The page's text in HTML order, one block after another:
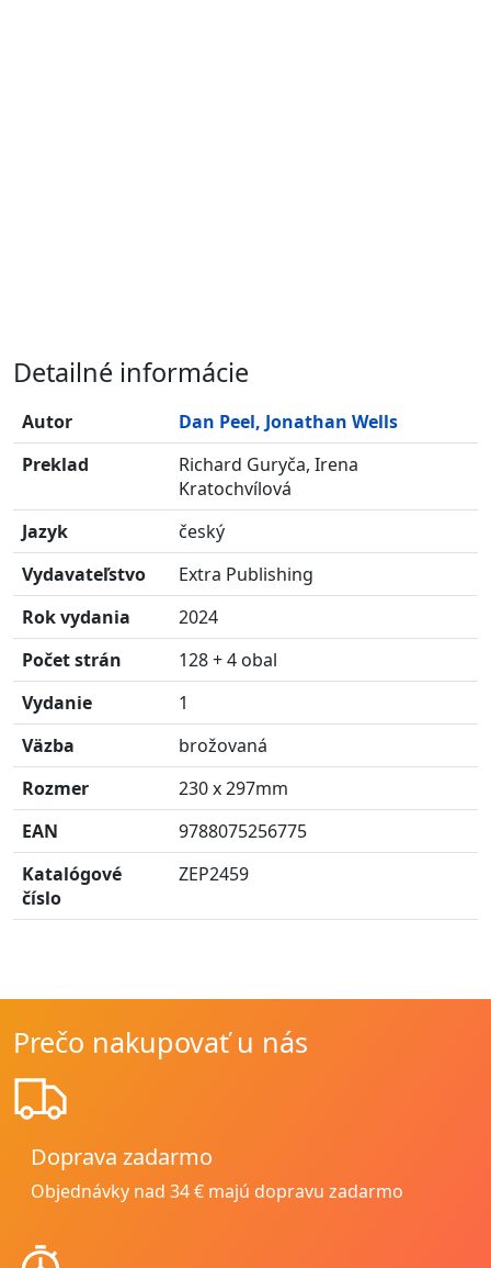
Detailné informácie
Autor
Dan Peel, Jonathan Wells
Preklad
Richard Guryča, Irena
Kratochvílová
Jazyk
český
Vydavateľstvo
Extra Publishing
Rok vydania
2024
Počet strán
128 + 4 obal
Vydanie
1
Väzba
brožovaná
Rozmer
230 x 297mm
EAN
9788075256775
Katalógové
číslo
ZEP2459
Prečo nakupovať u nás
Doprava zadarmo
Objednávky nad 34 € majú dopravu zadarmo